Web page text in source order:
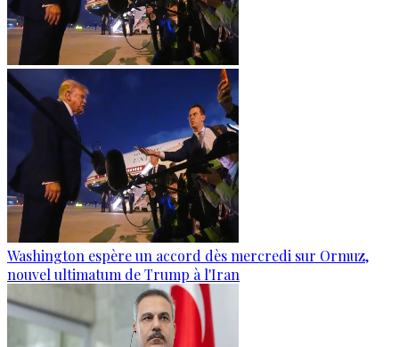
Washington espère un accord dès mercredi sur Ormuz,
nouvel ultimatum de Trump à l'Iran